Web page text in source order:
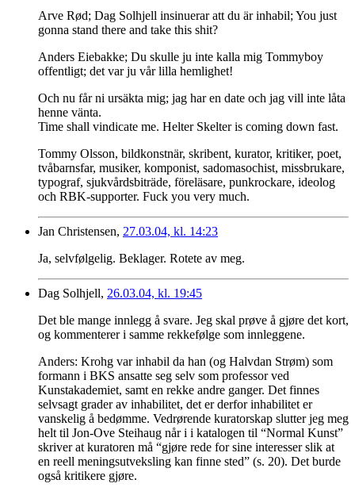
Arve Rød; Dag Solhjell insinuerar att du är inhabil; You just
gonna stand there and take this shit?
Anders Eiebakke; Du skulle ju inte kalla mig Tommyboy
offentligt; det var ju vår lilla hemlighet!
Och nu får ni ursäkta mig; jag har en date och jag vill inte låta
henne vänta.
Time shall vindicate me. Helter Skelter is coming down fast.
Tommy Olsson, bildkonstnär, skribent, kurator, kritiker, poet,
tvåbarnsfar, musiker, komponist, sadomasochist, missbrukare,
typograf, sjukvårdsbiträde, föreläsare, punkrockare, ideolog
och RBK-supporter. Fuck you very much.
Jan Christensen, 27.03.04, kl. 14:23
Ja, selvfølgelig. Beklager. Rotete av meg.
Dag Solhjell, 26.03.04, kl. 19:45
Det ble mange innlegg å svare. Jeg skal prøve å gjøre det kort,
og kommenterer i samme rekkefølge som innleggene.
Anders: Krohg var inhabil da han (og Halvdan Strøm) som
formann i BKS ansatte seg selv som professor ved
Kunstakademiet, samt en rekke andre ganger. Det finnes
selvsagt grader av inhabilitet, det er derfor inhabilitet er
vanskelig å bedømme. Vedrørende kuratorskap slutter jeg meg
helt til Jon-Ove Steihaug når i i katalogen til “Normal Kunst”
skriver at kuratoren må “gjøre rede for sine interesser slik at
en reell meningsutveksling kan finne sted” (s. 20). Det burde
også kritikere gjøre.